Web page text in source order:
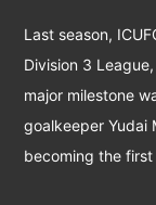
Last season,
Division 3
major milestone
goalkeeper Yudai
becoming the